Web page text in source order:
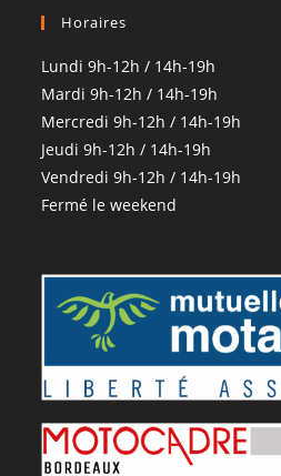
Horaires
Lundi 9h-12h / 14h-19h
Mardi 9h-12h / 14h-19h
Mercredi 9h-12h / 14h-19h
Jeudi 9h-12h / 14h-19h
Vendredi 9h-12h / 14h-19h
Fermé le weekend